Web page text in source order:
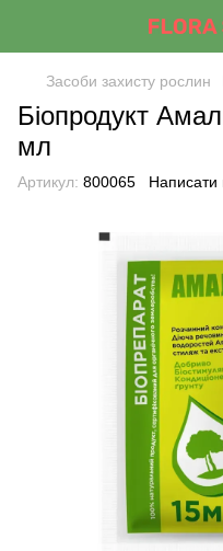
Засоби захисту рослин
Біопродукт
мл
Артикул: 800065 Написати